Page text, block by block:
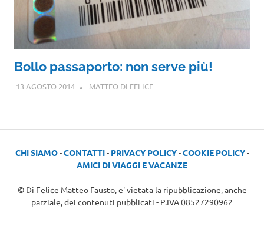
Bollo passaporto: non serve più!
13 AGOSTO 2014 MATTEO DI FELICE
CHI SIAMO-CONTATTI- PRIVACY POLICY-COOKIE POLICY-
AMICI DI VIAGGI E VACANZE
© Di Felice Matteo Fausto, e' vietata la ripubblicazione, anche
parziale, dei contenuti pubblicati - P.IVA 08527290962